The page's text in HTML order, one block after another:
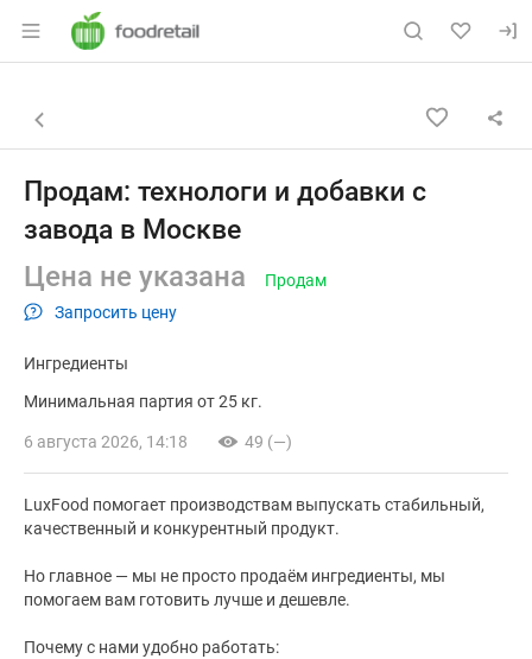
Раздел навигации по сайту
Объявление: Продам:
Навигация и управление объявлением
Назад к списку объявлений
Продам: технологи и добавки с
завода в Москве
Цена не указана
Запросить цену
Продам
Ингредиенты
Минимальная партия от 25 кг.
6 августа 2026, 14:18 49 (—)
LuxFood помогает производствам выпускать стабильный,
качественный и конкурентный продукт.
Но главное — мы не просто продаём ингредиенты, мы
помогаем вам готовить лучше и дешевле.
Почему с нами удобно работать: